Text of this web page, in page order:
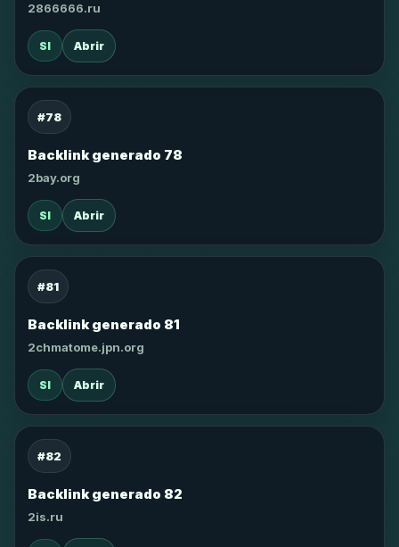
2866666.ru
SI Abrir
#78
Backlink generado 78
2bay.org
SI Abrir
#81
Backlink generado 81
2chmatome.jpn.org
SI Abrir
#82
Backlink generado 82
2is.ru